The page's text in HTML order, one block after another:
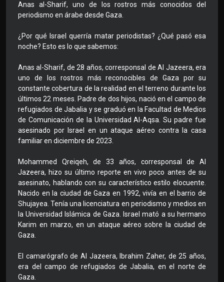
Anas al-Sharif, uno de los rostros más conocidos del
periodismo en árabe desde Gaza.
¿Por qué Israel querría matar periodistas? ¿Qué pasó esa
noche? Esto es lo que sabemos:
Anas al-Sharif, de 28 años, corresponsal de Al Jazeera, era
uno de los rostros más reconocibles de Gaza por su
constante cobertura de la realidad en el terreno durante los
últimos 22 meses. Padre de dos hijos, nació en el campo de
refugiados de Jabalia y se graduó en la Facultad de Medios
de Comunicación de la Universidad Al-Aqsa. Su padre fue
asesinado por Israel en un ataque aéreo contra la casa
familiar en diciembre de 2023.
Mohammed Qreiqeh, de 33 años, corresponsal de Al
Jazeera, hizo su último reporte en vivo poco antes de su
asesinato, hablando con su característico estilo elocuente.
Nacido en la ciudad de Gaza en 1992, vivía en el barrio de
Shujayea. Tenía una licenciatura en periodismo y medios en
la Universidad Islámica de Gaza. Israel mató a su hermano
Karim en marzo, en un ataque aéreo sobre la ciudad de
Gaza.
El camarógrafo de Al Jazeera, Ibrahim Zaher, de 25 años,
era del campo de refugiados de Jabalia, en el norte de
Gaza.